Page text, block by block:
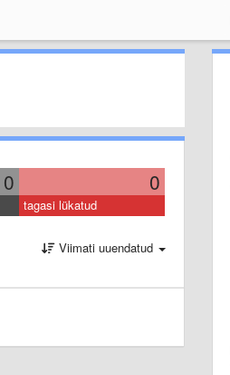
0 0
tagasi lükatud
Viimati uuendatud